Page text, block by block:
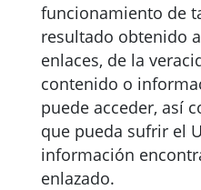
funcionamiento de
resultado obtenido
enlaces, de la
contenido o
puede acceder, así
que pueda sufrir el
información
enlazado.